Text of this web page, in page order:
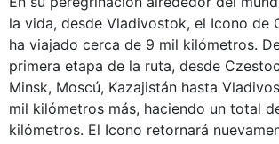
la vida, desde Vladivostok, el Icono de
ha viajado cerca de 9 mil kilómetros.
primera etapa de la ruta, desde
Minsk, Moscú, Kazajistán hasta
mil kilómetros más, haciendo un total
kilómetros. El Icono retornará